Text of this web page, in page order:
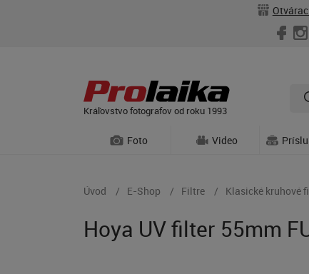
Kráľovstvo fotografov od roku 1993
Foto Video
Úvod E-Shop Filtre Klasické kruhové
Hoya UV filter 55mm